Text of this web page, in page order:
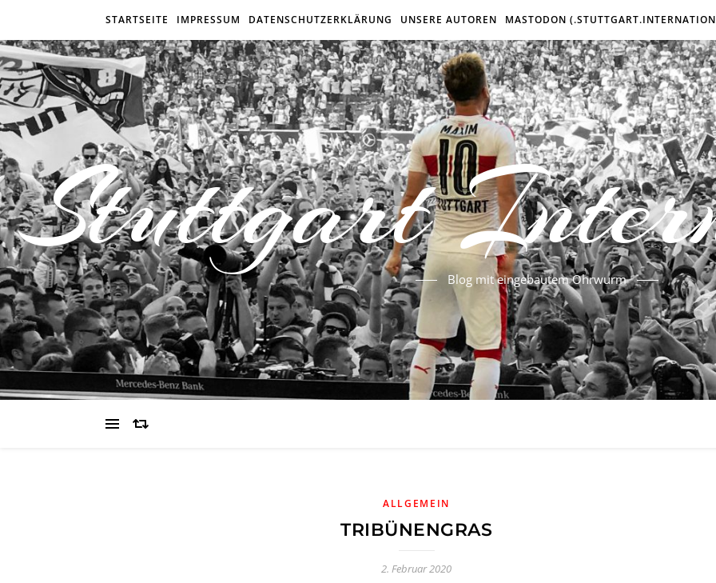
STARTSEITE IMPRESSUM DATENSCHUTZERKLÄRUNG UNSERE AUTOREN MASTODON
Stuttgart Blog mit eingebautem Ohrwurm
ALLGEMEIN
TRIBÜNENGRAS
2. Februar 2020